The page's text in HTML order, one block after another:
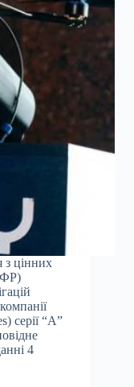
з цінних
серії “А”
4